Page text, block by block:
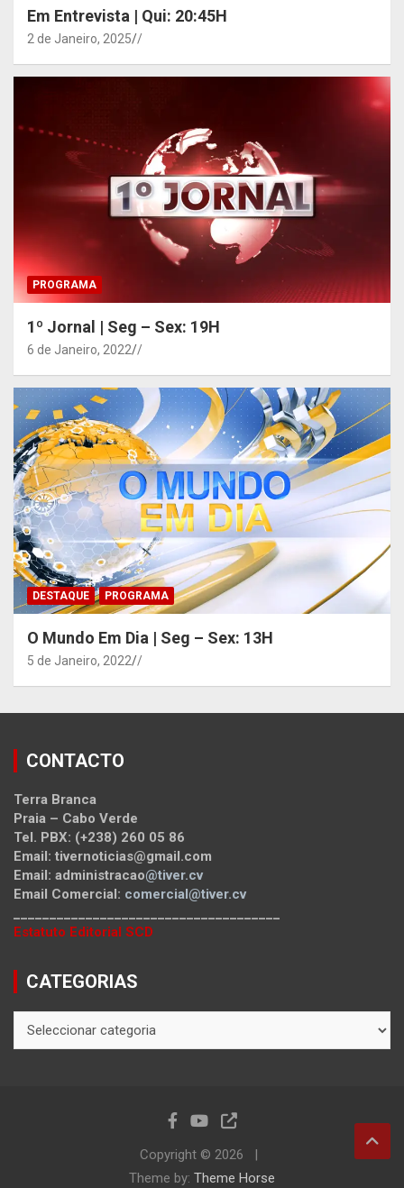
Em Entrevista | Qui: 20:45H
2 de Janeiro, 2025 /
PROGRAMA
1º Jornal | Seg – Sex: 19H
6 de Janeiro, 2022 /
DESTAQUE PROGRAMA
O Mundo Em Dia | Seg – Sex: 13H
5 de Janeiro, 2022 /
CONTACTO
Terra Branca
Praia – Cabo Verde
Tel. PBX: (+238) 260 05 86
Email: tivernoticias@gmail.com
Email: administracao@tiver.cv
Email Comercial: comercial@tiver.cv
Estatuto Editorial SCD
CATEGORIAS
Copyright © 2026
Theme by: Theme Horse